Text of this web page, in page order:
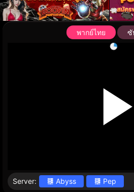
พากย์ไทย ซั
Server: Abyss Pep